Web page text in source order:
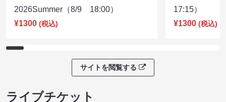
2026Summer（8/9 18:00）
¥1300 (税込)
17:15）
¥1300 (税込)
サイトを閲覧する
ライブチケット